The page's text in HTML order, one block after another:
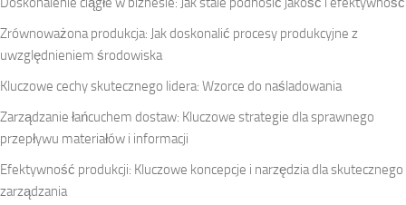
Zrównoważona produkcja: Jak doskonalić procesy produkcyjne z
uwzględnieniem środowiska
Kluczowe cechy skutecznego lidera: Wzorce do naśladowania
Zarządzanie łańcuchem dostaw: Kluczowe strategie dla sprawnego
przepływu materiałów i informacji
Efektywność produkcji: Kluczowe koncepcje i narzędzia dla skutecznego
zarządzania